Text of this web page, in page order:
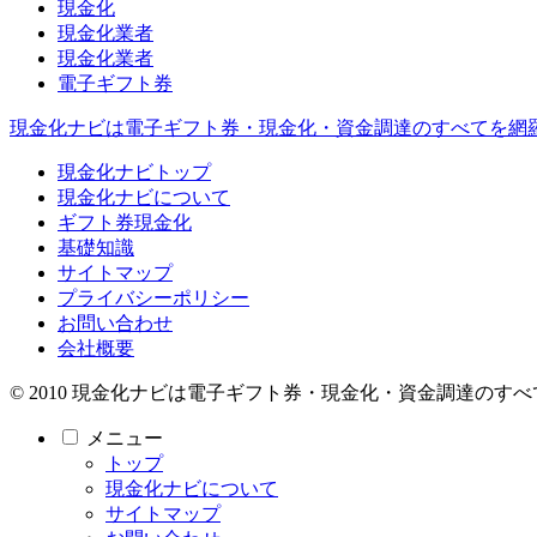
現金化
現金化業者
現金化業者
電子ギフト券
現金化ナビは電子ギフト券・現金化・資金調達のすべてを網
現金化ナビトップ
現金化ナビについて
ギフト券現金化
基礎知識
サイトマップ
プライバシーポリシー
お問い合わせ
会社概要
© 2010 現金化ナビは電子ギフト券・現金化・資金調達のす
メニュー
トップ
現金化ナビについて
サイトマップ